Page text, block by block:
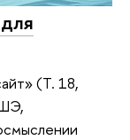
(Т. 18,